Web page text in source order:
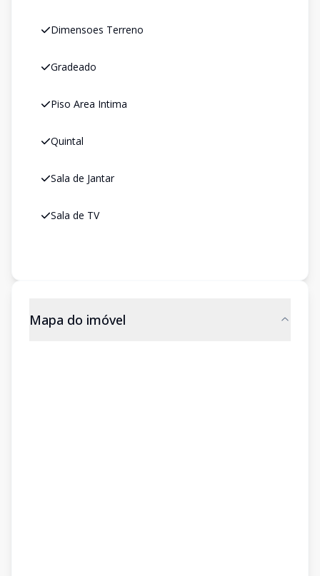
Dimensoes Terreno
Gradeado
Piso Area Intima
Quintal
Sala de Jantar
Sala de TV
Mapa do imóvel